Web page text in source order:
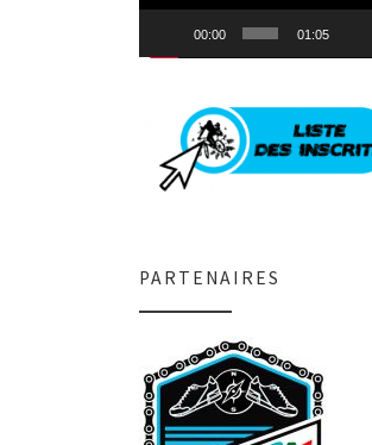
00:00 01:05
PARTENAIRES